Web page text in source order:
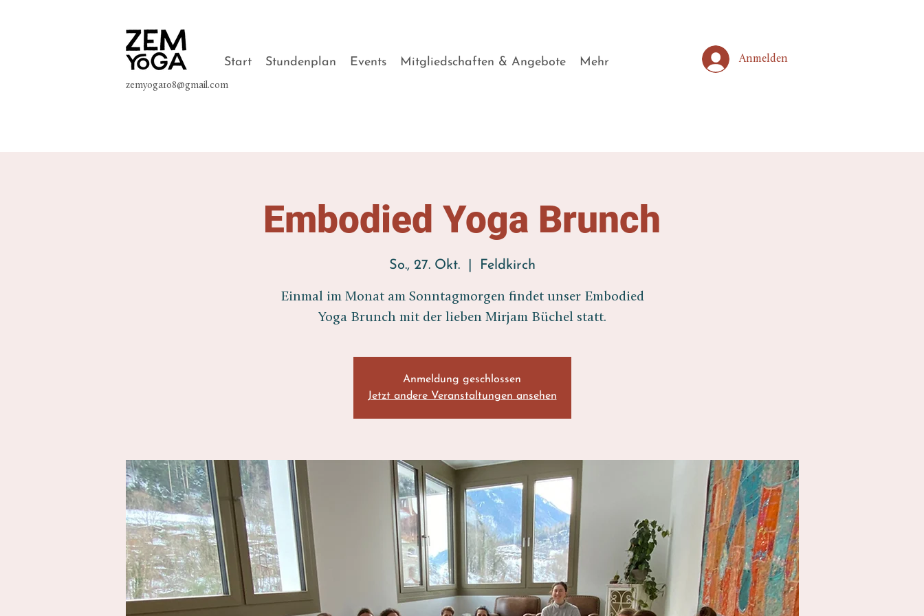
Start Stundenplan Events Mitgliedschaften & Angebote Mehr
zemyoga108@gmail.com
Anmelden
Embodied Yoga Brunch
So., 27. Okt.
  |
Feldkirch
Einmal im Monat am Sonntagmorgen findet unser Embodied
Anmeldung geschlossen
Jetzt andere Veranstaltungen ansehen